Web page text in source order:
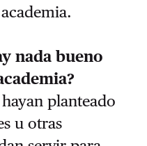
nada bueno
planteado
u otras